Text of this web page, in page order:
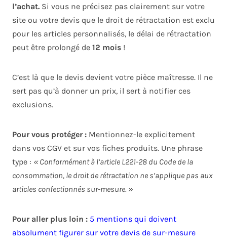
l’achat. Si vous ne précisez pas clairement sur votre
site ou votre devis que le droit de rétractation est exclu
pour les articles personnalisés, le délai de rétractation
peut être prolongé de 12 mois !
C’est là que le devis devient votre pièce maîtresse. Il ne
sert pas qu’à donner un prix, il sert à notifier ces
exclusions.
Pour vous protéger : Mentionnez-le explicitement
dans vos CGV et sur vos fiches produits. Une phrase
type : « Conformément à l’article L221-28 du Code de la
consommation, le droit de rétractation ne s’applique pas aux
articles confectionnés sur-mesure. »
Pour aller plus loin : 5 mentions qui doivent
absolument figurer sur votre devis de sur-mesure